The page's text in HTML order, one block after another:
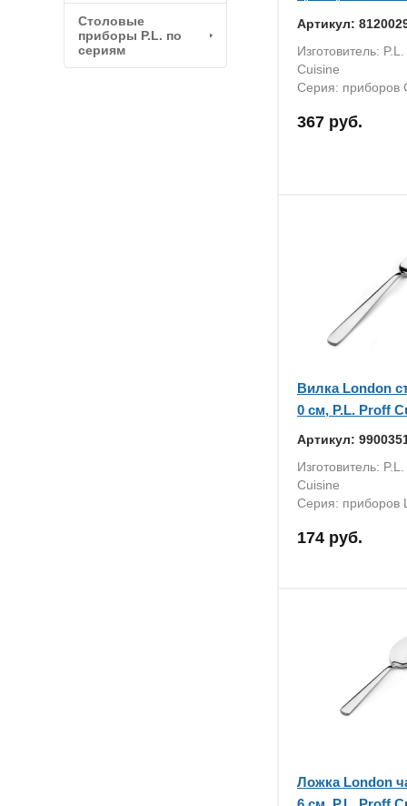
Столовые
приборы P.L. по
сериям
Артикул:
Изготовитель:
Cuisine
Серия: приборов
367 руб.
Вилка London
0 см, P.L. Proff
Артикул:
Изготовитель:
Cuisine
Серия: приборов
174 руб.
Ложка London